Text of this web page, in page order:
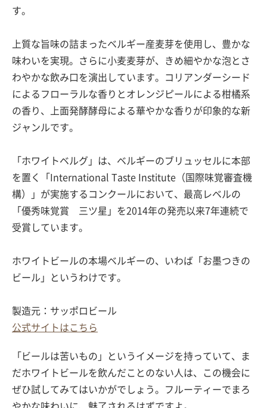
す。
上質な旨味の詰まったベルギー産麦芽を使用し、豊かな
味わいを実現。さらに小麦麦芽が、きめ細やかな泡とさ
わやかな飲み口を演出しています。コリアンダーシード
によるフローラルな香りとオレンジピールによる柑橘系
の香り、上面発酵酵母による華やかな香りが印象的な新
ジャンルです。
「ホワイトベルグ」は、ベルギーのブリュッセルに本部
を置く「International Taste Institute（国際味覚審査機
構）」が実施するコンクールにおいて、最高レベルの
「優秀味覚賞 三ツ星」を2014年の発売以来7年連続で
受賞しています。
ホワイトビールの本場ベルギーの、いわば「お墨つきの
ビール」というわけです。
製造元：サッポロビール
公式サイトはこちら
「ビールは苦いもの」というイメージを持っていて、ま
だホワイトビールを飲んだことのない人は、この機会に
ぜひ試してみてはいかがでしょう。フルーティーでまろ